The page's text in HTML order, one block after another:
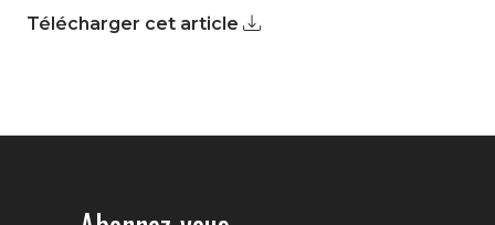
Télécharger cet article